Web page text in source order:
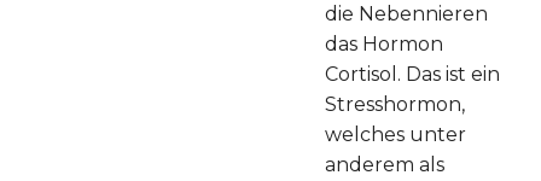
die Nebennieren
das Hormon
Cortisol. Das ist ein
Stresshormon,
welches unter
anderem als